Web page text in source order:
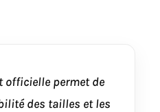
officielle permet de
des tailles et les